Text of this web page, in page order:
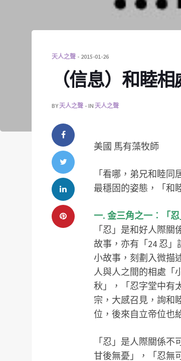
天人之聲 2015-01-26
（信息）和睦
BY天人之聲 IN 天人之聲
美國 馬有藻牧師
「看哪，弟兄和睦
最穩固的姿態，「和
一. 金三角之一︰「忍
「忍」是和好人際
故事，亦有「24 忍
小故事，刻劃入微描
人與人之間的相處「
秋」，「忍字堂中有
宗，大感召見，詢和
位，後來自立帝位也
「忍」是人際關係
甘後無憂」，「忍無